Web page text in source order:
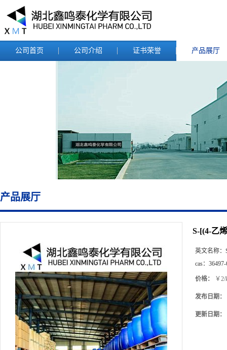
公司首页 公司介绍 证书荣誉 产品展厅
产品展厅
S-[(4-乙
英文名称：
cas：
价格： ￥2/
发布日期：
更新日期：